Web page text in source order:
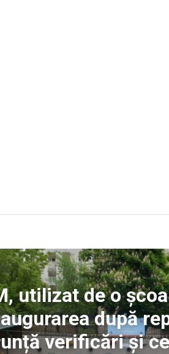
utilizat de o
după
verificări și